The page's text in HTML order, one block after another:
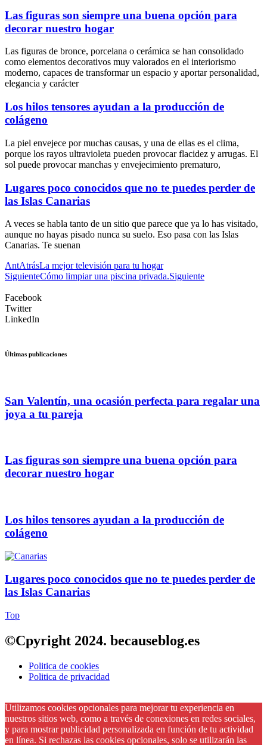
Las figuras son siempre una buena opción para
decorar nuestro hogar
Las figuras de bronce, porcelana o cerámica se han consolidado
como elementos decorativos muy valorados en el interiorismo
moderno, capaces de transformar un espacio y aportar personalidad,
elegancia y carácter
Los hilos tensores ayudan a la producción de
colágeno
La piel envejece por muchas causas, y una de ellas es el clima,
porque los rayos ultravioleta pueden provocar flacidez y arrugas. El
sol puede provocar manchas y envejecimiento prematuro,
Lugares poco conocidos que no te puedes perder de
las Islas Canarias
A veces se habla tanto de un sitio que parece que ya lo has visitado,
aunque no hayas pisado nunca su suelo. Eso pasa con las Islas
Canarias. Te suenan
AntAtrásLa mejor televisión para tu hogar
SiguienteCómo limpiar una piscina privada.Siguiente
Facebook
Twitter
LinkedIn
Últimas publicaciones
San Valentín, una ocasión perfecta para regalar una
joya a tu pareja
Las figuras son siempre una buena opción para
decorar nuestro hogar
Los hilos tensores ayudan a la producción de
colágeno
Lugares poco conocidos que no te puedes perder de
las Islas Canarias
Top
©Cpyright 2024. becauseblog.es
Politica de cookies
Politica de privacidad
Utilizamos cookies opcionales para mejorar tu experiencia en
nuestros sitios web, como a través de conexiones en redes sociales,
y para mostrar publicidad personalizada en función de tu actividad
en línea. Si rechazas las cookies opcionales, solo se utilizarán las